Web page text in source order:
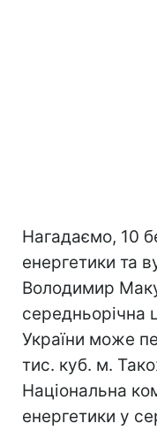
Нагадаємо, 10
енергетики та
Володимир
середньорічна
України може
тис. куб. м.
Національна
енергетики у